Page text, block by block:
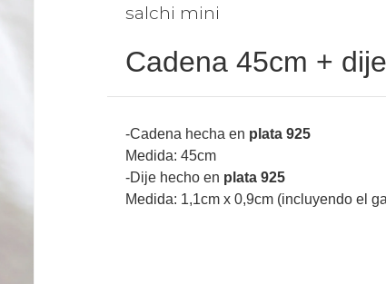
salchi mini
Cadena 45cm +
-Cadena hecha en plata 925
Medida: 45cm
-Dije hecho en plata 925
Medida: 1,1cm x 0,9cm (incluyendo el